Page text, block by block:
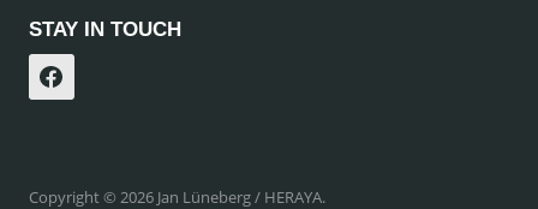
STAY IN TOUCH
Copyright © 2026 Jan Lüneberg / HERAYA.